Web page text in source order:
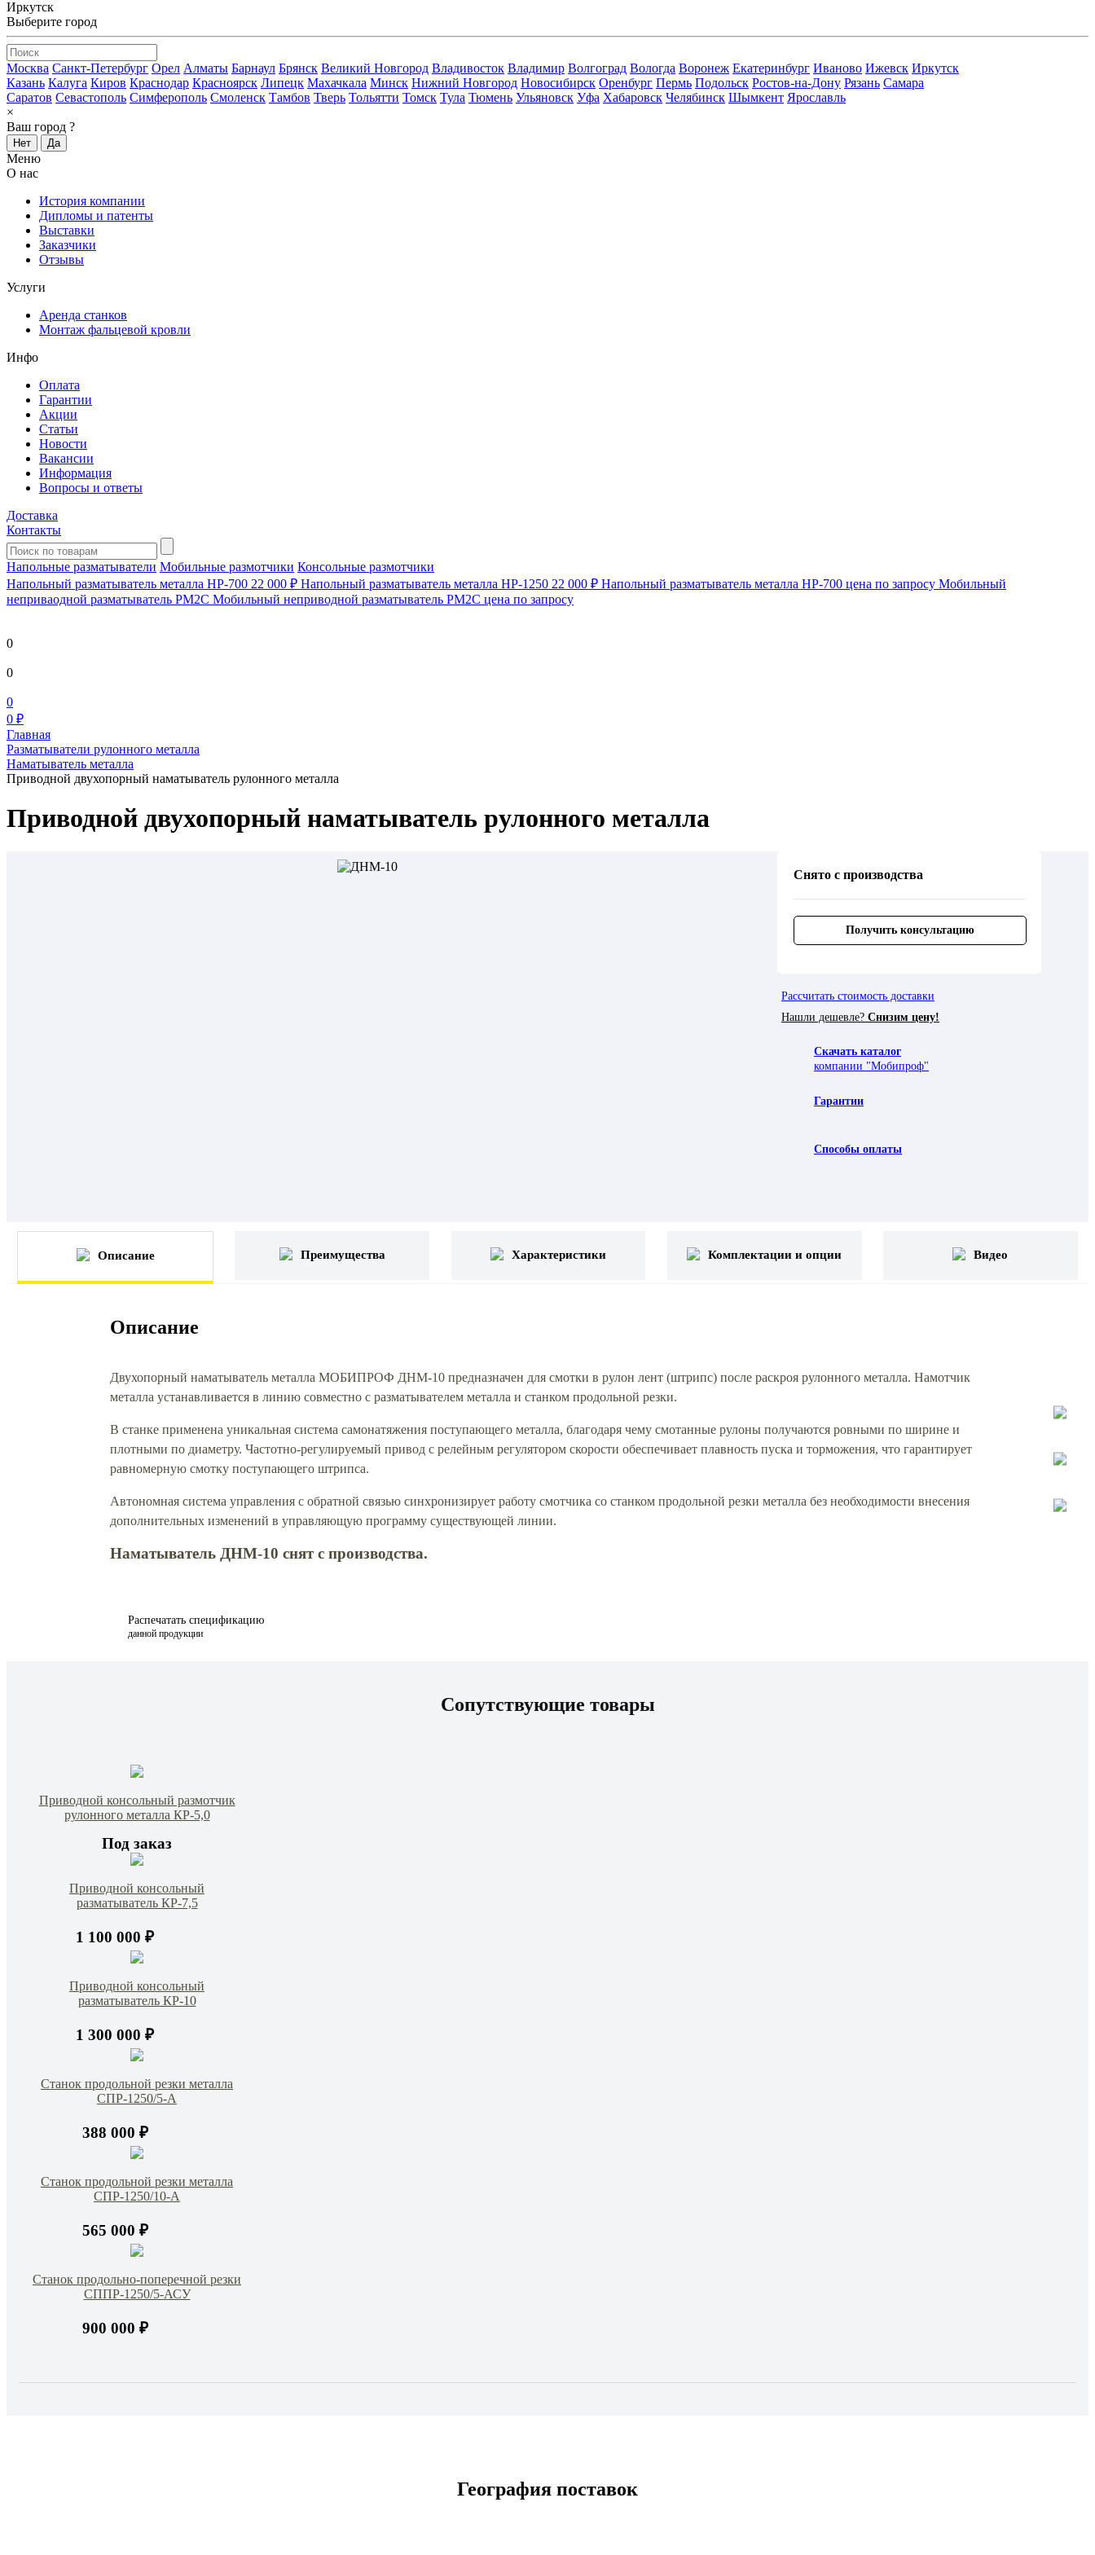
Иркутск
Выберите город
Москва Санкт-Петербург Орел Алматы Барнаул Брянск Великий Новгород Владивосток Владимир Волгоград Вологда Воронеж Екатеринбург Иваново Ижевск Иркутск
Казань Калуга Киров Краснодар Красноярск Липецк Махачкала Минск Нижний Новгород Новосибирск Оренбург Пермь Подольск Ростов-на-Дону Рязань Самара
Саратов Севастополь Симферополь Смоленск Тамбов Тверь Тольятти Томск Тула Тюмень Ульяновск Уфа Хабаровск Челябинск Шымкент Ярославль
×
Ваш город ?
Нет Да
Меню
О нас
История компании
Дипломы и патенты
Выставки
Заказчики
Отзывы
Услуги
Аренда станков
Монтаж фальцевой кровли
Инфо
Оплата
Гарантии
Акции
Статьи
Новости
Вакансии
Информация
Вопросы и ответы
Доставка
Контакты
Напольные разматыватели Мобильные размотчики Консольные размотчики
Напольный разматыватель металла HP-700 22 000 ₽ Напольный разматыватель металла HP-1250 22 000 ₽ Напольный разматыватель металла HP-700 цена по запросу Мобильный
непривaодной разматыватель РМ2С Мобильный неприводной разматыватель РМ2С цена по запросу
0
0
0
0 ₽
Главная
Разматыватели рулонного металла
Наматыватель металла
Приводной двухопорный наматыватель рулонного металла
Приводной двухопорный наматыватель рулонного металла
Снято с производства
Получить консультацию
Рассчитать стоимость доставки
Нашли дешевле? Снизим цену!
Скачать каталог
компании "Мобипроф"
Гарантии
Способы оплаты
Описание Преимущества Характеристики Комплектации и опции Видео
Описание
Двухопорный наматыватель металла МОБИПРОФ ДНМ-10 предназначен для смотки в рулон лент (штрипс) после раскроя рулонного металла. Намотчик
металла устанавливается в линию совместно с разматывателем металла и станком продольной резки.
В станке применена уникальная система самонатяжения поступающего металла, благодаря чему смотанные рулоны получаются ровными по ширине и
плотными по диаметру. Частотно-регулируемый привод с релейным регулятором скорости обеспечивает плавность пуска и торможения, что гарантирует
равномерную смотку поступающего штрипса.
Автономная система управления с обратной связью синхронизирует работу смотчика со станком продольной резки металла без необходимости внесения
дополнительных изменений в управляющую программу существующей линии.
Наматыватель ДНМ-10 снят с производства.
Распечатать спецификацию
данной продукции
Сопутствующие товары
Приводной консольный размотчик
рулонного металла КР-5,0
Под заказ
Приводной консольный
разматыватель КР-7,5
1 100 000 ₽
Приводной консольный
разматыватель КР-10
1 300 000 ₽
Станок продольной резки металла
СПР-1250/5-А
388 000 ₽
Станок продольной резки металла
СПР-1250/10-А
565 000 ₽
Станок продольно-поперечной резки
СППР-1250/5-АСУ
900 000 ₽
География поставок